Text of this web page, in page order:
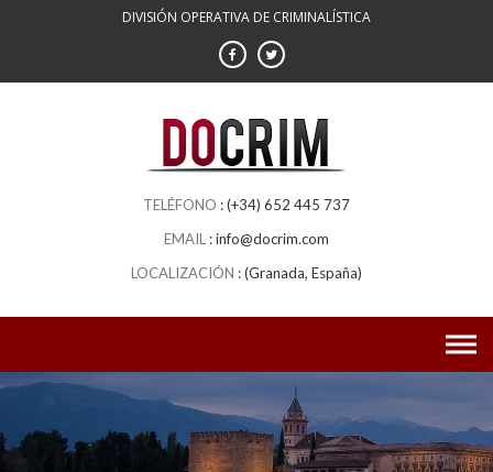
DIVISIÓN OPERATIVA DE CRIMINALÍSTICA
(+34) 652 445 737
info@docrim.com
(Granada, España)